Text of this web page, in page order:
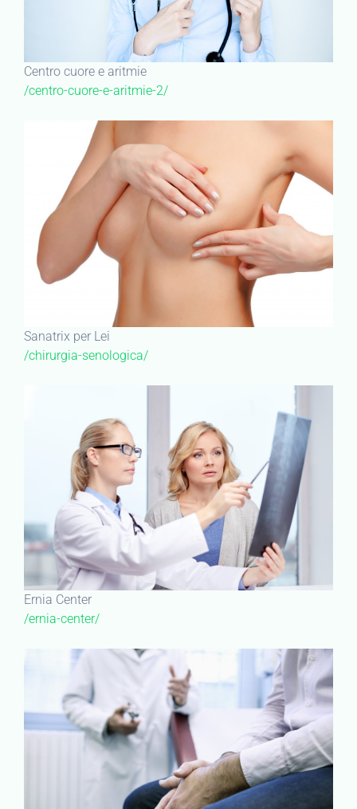
Centro cuore e aritmie
/centro-cuore-e-aritmie-2/
Sanatrix per Lei
/chirurgia-senologica/
Ernia Center
/ernia-center/